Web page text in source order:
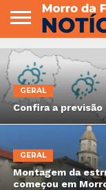
COLUNISTAS
VARIEDADES
ECONOMIA
POLITICA
ESPORTE
CÂMARA DE
VEREADORES
GERAL
CONTATO
GERAL
Confira a
GERAL
Montagem da
começou em